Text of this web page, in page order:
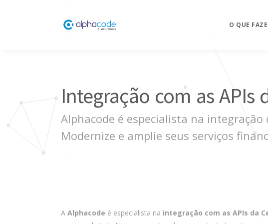
O QUE
Aplicativos
BAAS –
Integrações
Ux Design e
Integração com as APIs
Alphacode é especialista na integração
Modernize e amplie seus serviços
A Alphacode é especialista na integração com as APIs da